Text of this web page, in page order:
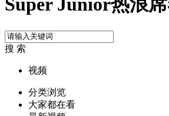
Super Junior热浪
搜 索
视频
分类浏览
大家都在看